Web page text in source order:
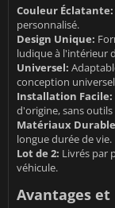
Couleur Éclatante:
personnalisé.
Design Unique:
ludique à l'intérieur
Universel:
conception
Installation Facile:
d'origine, sans
Matériaux
longue durée de vie.
Lot de 2: Livrés par
véhicule.
Avantages et